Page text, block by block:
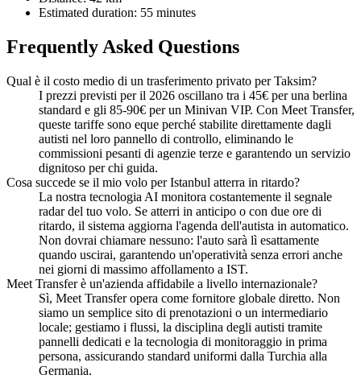
Estimated duration: 55 minutes
Frequently Asked Questions
Qual è il costo medio di un trasferimento privato per Taksim?
I prezzi previsti per il 2026 oscillano tra i 45€ per una berlina
standard e gli 85-90€ per un Minivan VIP. Con Meet Transfer,
queste tariffe sono eque perché stabilite direttamente dagli
autisti nel loro pannello di controllo, eliminando le
commissioni pesanti di agenzie terze e garantendo un servizio
dignitoso per chi guida.
Cosa succede se il mio volo per Istanbul atterra in ritardo?
La nostra tecnologia AI monitora costantemente il segnale
radar del tuo volo. Se atterri in anticipo o con due ore di
ritardo, il sistema aggiorna l'agenda dell'autista in automatico.
Non dovrai chiamare nessuno: l'auto sarà lì esattamente
quando uscirai, garantendo un'operatività senza errori anche
nei giorni di massimo affollamento a IST.
Meet Transfer è un'azienda affidabile a livello internazionale?
Sì, Meet Transfer opera come fornitore globale diretto. Non
siamo un semplice sito di prenotazioni o un intermediario
locale; gestiamo i flussi, la disciplina degli autisti tramite
pannelli dedicati e la tecnologia di monitoraggio in prima
persona, assicurando standard uniformi dalla Turchia alla
Germania.